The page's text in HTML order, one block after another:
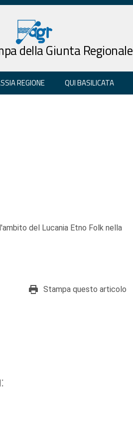
della Giunta Regionale
REGIONE QUI BASILICATA
del Lucania Etno Folk nella
Stampa questo articolo